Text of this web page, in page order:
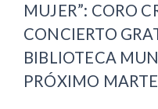
MUJER”: CORO
CONCIERTO
BIBLIOTECA
PRÓXIMO